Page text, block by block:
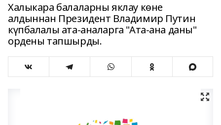
Халыкара балаларны яклау көне
алдыннан Президент Владимир Путин
күпбалалы ата-аналарга "Ата-ана даны"
ордены тапшырды.